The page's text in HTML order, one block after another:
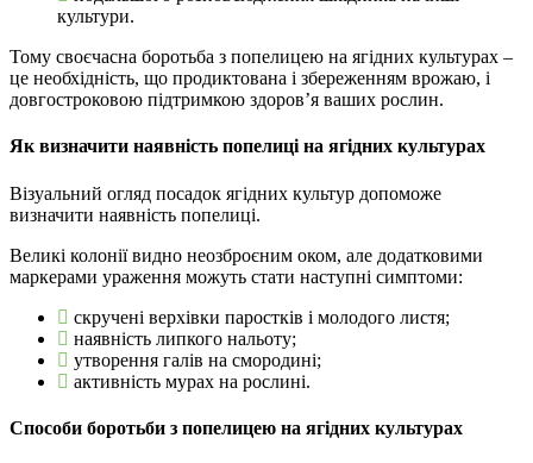
культури.
Тому своєчасна боротьба з попелицею на ягідних культурах –
це необхідність, що продиктована і збереженням врожаю, і
довгостроковою підтримкою здоров’я ваших рослин.
Як визначити наявність попелиці на ягідних культурах
Візуальний огляд посадок ягідних культур допоможе
визначити наявність попелиці.
Великі колонії видно неозброєним оком, але додатковими
маркерами ураження можуть стати наступні симптоми:
скручені верхівки паростків і молодого листя;
наявність липкого нальоту;
утворення галів на смородині;
активність мурах на рослині.
Способи боротьби з попелицею на ягідних культурах